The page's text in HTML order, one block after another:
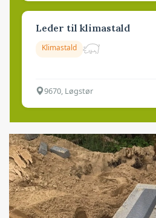
Leder til klimastald
Klimastald
9670, Løgstør